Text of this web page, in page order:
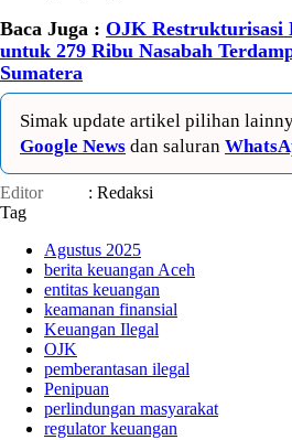
Baca Juga : OJK
untuk 279 Ribu Nasabah
Sumatera
Simak update artikel pilihan
Google News dan saluran
Editor
: Redaksi
Tag
Agustus 2025
berita keuangan Aceh
entitas keuangan
keamanan finansial
Keuangan Ilegal
OJK
pemberantasan ilegal
Penipuan
perlindungan masyarakat
regulator keuangan